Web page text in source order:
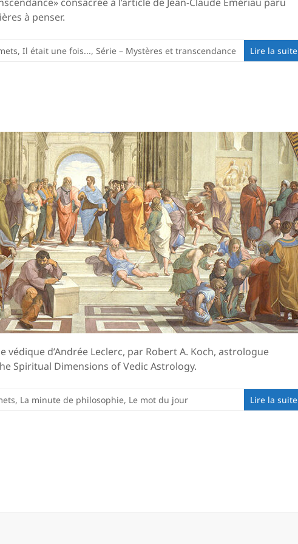
consacrée à l’article de Jean-Claude Émériau paru
à penser.
, Il était une fois..., Série – Mystères et transcendance Lire la suite
védique d’Andrée Leclerc, par Robert A. Koch, astrologue
Spiritual Dimensions of Vedic Astrology.
, La minute de philosophie, Le mot du jour Lire la suite